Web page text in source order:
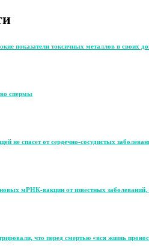
показатели токсичных металлов в своих
спермы
не спасет от сердечно-сосудистых
мРНК-вакцин от известных заболеваний,
что перед смертью «вся жизнь